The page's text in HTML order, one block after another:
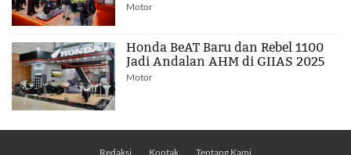
Motor
Honda BeAT Baru dan Rebel 1100
Jadi Andalan AHM di GIIAS 2025
Motor
Redaksi Kontak Tentang Kami